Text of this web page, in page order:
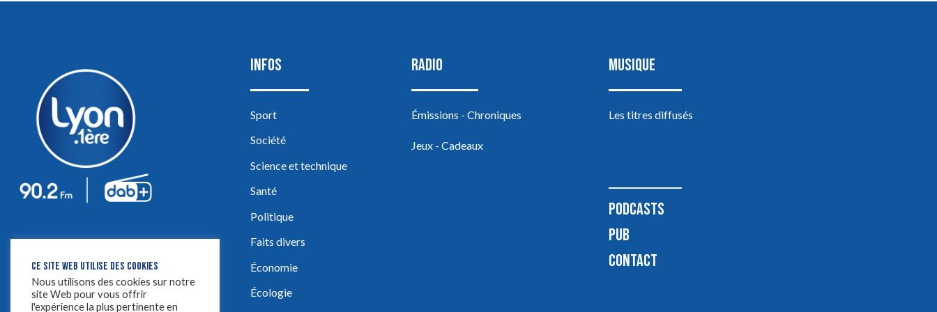
INFOS
Sport
Société
Science et technique
Santé
Politique
Faits divers
Économie
Écologie
RADIO
Émissions - Chroniques
Jeux - Cadeaux
MUSIQUE
Les titres diffusés
PODCASTS
PUB
CONTACT
CE SITE WEB UTILISE DES COOKIES
Nous utilisons des cookies sur notre
site Web pour vous offrir
l'expérience la plus pertinente en